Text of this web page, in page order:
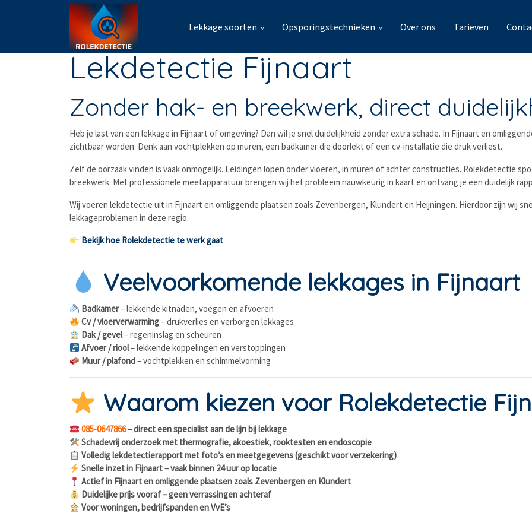
Lekkage soorten Opsporingstechnieken Over ons Tarieven
Lekdetectie Fijnaart
Zonder hak- en breekwerk, direct
Heb je last van een lekkage in Fijnaart of omgeving? Dan wil je snel duidelijkheid zonder extra schade. In Fijnaart en
zichtbaar worden. Denk aan vochtplekken op muren, een badkamer die doorlekt of een cv-installatie die druk verliest.
Zelf de oorzaak vinden is vaak onmogelijk. Leidingen lopen onder vloeren, in muren of achter constructies. Rolekdetectie
breekwerk. Met professionele meetapparatuur brengen wij het probleem nauwkeurig in kaart en ontvang je een duidelijk
Wij voeren lekdetectie uit in Fijnaart en omliggende plaatsen zoals Zevenbergen, Klundert en Heijningen. Hierdoor zijn wij
lekkageproblemen in deze regio.
Bekijk hoe Rolekdetectie te werk gaat
Veelvoorkomende lekkages in Fijnaart
Badkamer– lekkende kitnaden, voegen en afvoeren
Cv / vloerverwarming– drukverlies en verborgen lekkages
Dak / gevel– regeninslag en scheuren
Afvoer / riool– lekkende koppelingen en verstoppingen
Muur / plafond– vochtplekken en schimmelvorming
Waarom kiezen voor Rolekdetectie
085-0647866– direct een specialist aan de lijn bij lekkage
Schadevrij onderzoek met thermografie, akoestiek, rooktesten en endoscopie
Volledig lekdetectierapport met foto’s en meetgegevens (geschikt voor verzekering)
Snelle inzet in Fijnaart – vaak binnen 24 uur op locatie
Actief in Fijnaart en omliggende plaatsen zoals Zevenbergen en Klundert
Duidelijke prijs vooraf – geen verrassingen achteraf
Voor woningen, bedrijfspanden en VvE’s